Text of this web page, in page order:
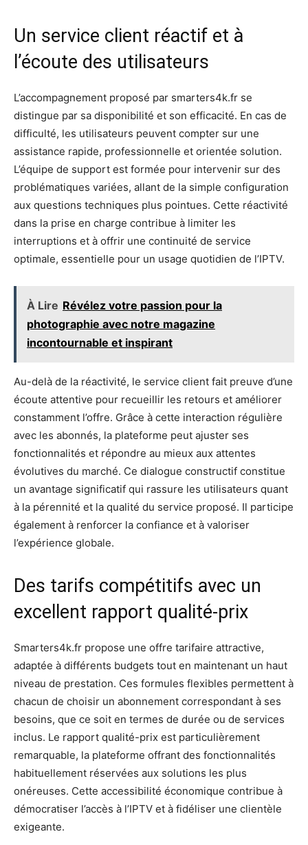
Un service client réactif et à
l’écoute des utilisateurs
L’accompagnement proposé par smarters4k.fr se
distingue par sa disponibilité et son efficacité. En cas de
difficulté, les utilisateurs peuvent compter sur une
assistance rapide, professionnelle et orientée solution.
L’équipe de support est formée pour intervenir sur des
problématiques variées, allant de la simple configuration
aux questions techniques plus pointues. Cette réactivité
dans la prise en charge contribue à limiter les
interruptions et à offrir une continuité de service
optimale, essentielle pour un usage quotidien de l’IPTV.
À Lire Révélez votre passion pour la
photographie avec notre magazine
incontournable et inspirant
Au-delà de la réactivité, le service client fait preuve d’une
écoute attentive pour recueillir les retours et améliorer
constamment l’offre. Grâce à cette interaction régulière
avec les abonnés, la plateforme peut ajuster ses
fonctionnalités et répondre au mieux aux attentes
évolutives du marché. Ce dialogue constructif constitue
un avantage significatif qui rassure les utilisateurs quant
à la pérennité et la qualité du service proposé. Il participe
également à renforcer la confiance et à valoriser
l’expérience globale.
Des tarifs compétitifs avec un
excellent rapport qualité-prix
Smarters4k.fr propose une offre tarifaire attractive,
adaptée à différents budgets tout en maintenant un haut
niveau de prestation. Ces formules flexibles permettent à
chacun de choisir un abonnement correspondant à ses
besoins, que ce soit en termes de durée ou de services
inclus. Le rapport qualité-prix est particulièrement
remarquable, la plateforme offrant des fonctionnalités
habituellement réservées aux solutions les plus
onéreuses. Cette accessibilité économique contribue à
démocratiser l’accès à l’IPTV et à fidéliser une clientèle
exigeante.